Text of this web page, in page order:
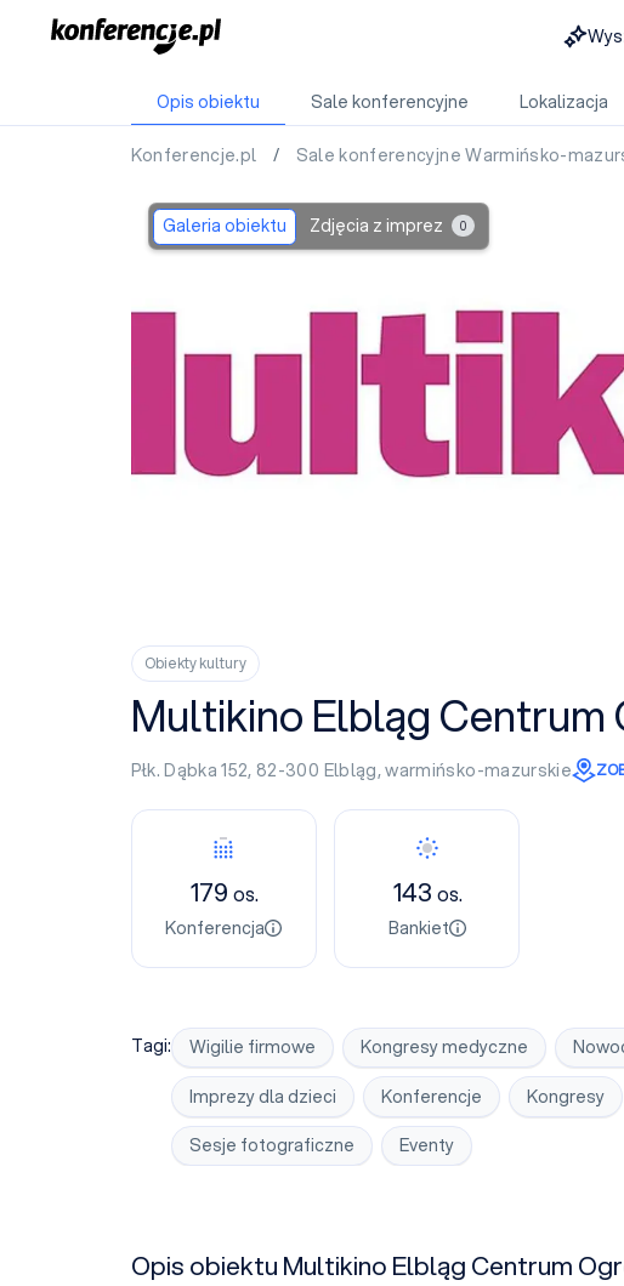
Opis obiektu Sale konferencyjne Lokalizacja
Konferencje.pl / Sale konferencyjne Warmińsko-
Galeria obiektu Zdjęcia z imprez 0
Obiekty kultury
Multikino Elbląg Centrum
Płk. Dąbka 152, 82-300 Elbląg,warmińsko-mazurskie
Konferencja
179 os.
Konferencja
Bankiet
143 os.
Bankiet
Tagi: Wigilie firmowe Kongresy medyczne
Imprezy dla dzieci Konferencje Kongresy
Sesje fotograficzne Eventy
Opis obiektu Multikino Elbląg Centrum